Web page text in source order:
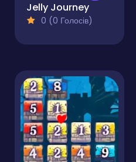
Jelly Journey
0 (0 Голосів)